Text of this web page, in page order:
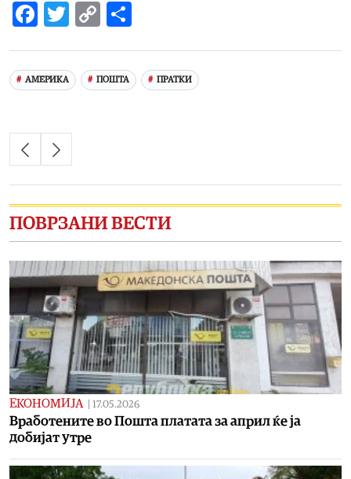
Facebook
Twitter
Copy
АМЕРИКА ПОШТА ПРАТКИ
ПОВРЗАНИ ВЕСТИ
ЕКОНОМИЈА | 17.05.2026
Вработените во Пошта платата за април ќе ја
добијат утре